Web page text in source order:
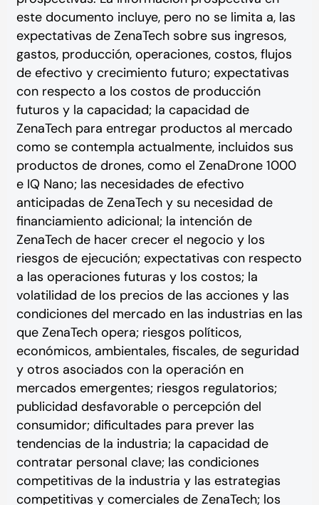
este documento incluye, pero no se limita a, las
expectativas de ZenaTech sobre sus ingresos,
gastos, producción, operaciones, costos, flujos
de efectivo y crecimiento futuro; expectativas
con respecto a los costos de producción
futuros y la capacidad; la capacidad de
ZenaTech para entregar productos al mercado
como se contempla actualmente, incluidos sus
productos de drones, como el ZenaDrone 1000
e IQ Nano; las necesidades de efectivo
anticipadas de ZenaTech y su necesidad de
financiamiento adicional; la intención de
ZenaTech de hacer crecer el negocio y los
riesgos de ejecución; expectativas con respecto
a las operaciones futuras y los costos; la
volatilidad de los precios de las acciones y las
condiciones del mercado en las industrias en las
que ZenaTech opera; riesgos políticos,
económicos, ambientales, fiscales, de seguridad
y otros asociados con la operación en
mercados emergentes; riesgos regulatorios;
publicidad desfavorable o percepción del
consumidor; dificultades para prever las
tendencias de la industria; la capacidad de
contratar personal clave; las condiciones
competitivas de la industria y las estrategias
competitivas y comerciales de ZenaTech; los